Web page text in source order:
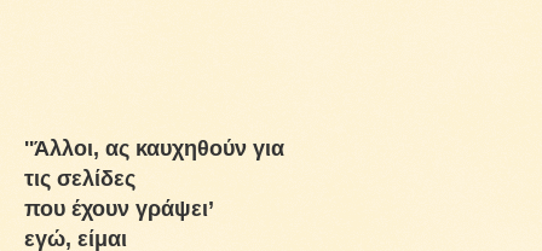
''Άλλοι, ας καυχηθούν για
τις σελίδες
που έχουν γράψει’
εγώ, είμαι